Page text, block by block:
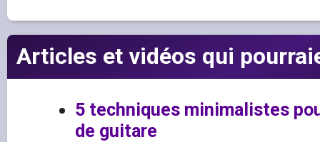
Articles et vidéos qui
5 techniques minimalistes
de guitare